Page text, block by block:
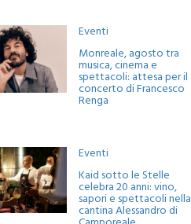
Eventi
Monreale, agosto tra
musica, cinema e
spettacoli: attesa per il
concerto di Francesco
Renga
Eventi
Kaid sotto le Stelle
celebra 20 anni: vino,
sapori e spettacoli nella